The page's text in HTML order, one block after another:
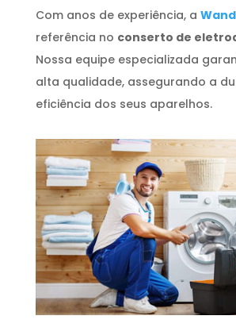
Com anos de experiência, a
referência no conserto de
Nossa equipe especializada
alta qualidade, assegurando a
eficiência dos seus aparelhos.